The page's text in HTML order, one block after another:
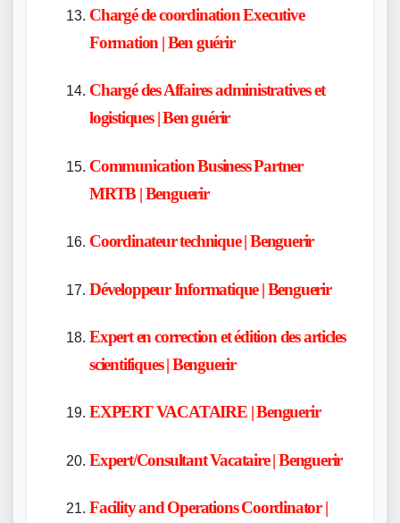
Chargé de coordination Executive
Formation | Ben guérir
Chargé des Affaires administratives et
logistiques | Ben guérir
Communication Business Partner
MRTB | Benguerir
Coordinateur technique | Benguerir
Développeur Informatique | Benguerir
Expert en correction et édition des articles
scientifiques | Benguerir
EXPERT VACATAIRE | Benguerir
Expert/Consultant Vacataire | Benguerir
Facility and Operations Coordinator |